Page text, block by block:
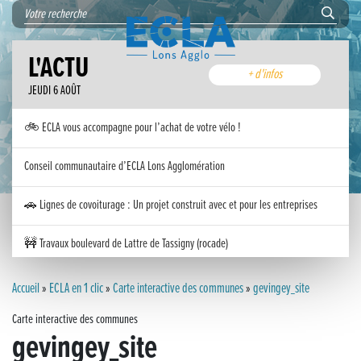
L'ACTU
JEUDI 6 AOÛT
+ d'infos
🚲 ECLA vous accompagne pour l’achat de votre vélo !
Conseil communautaire d’ECLA Lons Agglomération
🚗 Lignes de covoiturage : Un projet construit avec et pour les entreprises
🚧 Travaux boulevard de Lattre de Tassigny (rocade)
Inauguration nouvelle station d’épuration (STEP) de Trenal
Festival des solutions écologiques 2026
Accueil» ECLA en 1 clic»Carte interactive des communes»gevingey_site
Carte interactive des communes
gevingey_site